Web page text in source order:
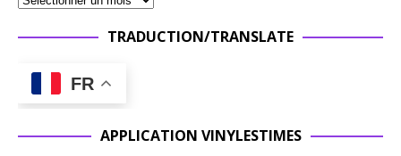
TRADUCTION/TRANSLATE
FR
APPLICATION VINYLESTIMES